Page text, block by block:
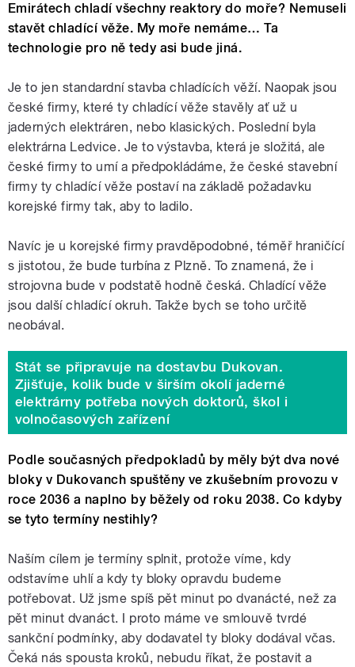
Emirátech chladí všechny reaktory do moře? Nemuseli
stavět chladící věže. My moře nemáme… Ta
technologie pro ně tedy asi bude jiná.
Je to jen standardní stavba chladících věží. Naopak jsou
české firmy, které ty chladící věže stavěly ať už u
jaderných elektráren, nebo klasických. Poslední byla
elektrárna Ledvice. Je to výstavba, která je složitá, ale
české firmy to umí a předpokládáme, že české stavební
firmy ty chladící věže postaví na základě požadavku
korejské firmy tak, aby to ladilo.
Navíc je u korejské firmy pravděpodobné, téměř hraničící
s jistotou, že bude turbína z Plzně. To znamená, že i
strojovna bude v podstatě hodně česká. Chladící věže
jsou další chladící okruh. Takže bych se toho určitě
neobával.
Stát se připravuje na dostavbu Dukovan.
Zjišťuje, kolik bude v širším okolí jaderné
elektrárny potřeba nových doktorů, škol i
volnočasových zařízení
Podle současných předpokladů by měly být dva nové
bloky v Dukovanch spuštěny ve zkušebním provozu v
roce 2036 a naplno by běžely od roku 2038. Co kdyby
se tyto termíny nestihly?
Naším cílem je termíny splnit, protože víme, kdy
odstavíme uhlí a kdy ty bloky opravdu budeme
potřebovat. Už jsme spíš pět minut po dvanácté, než za
pět minut dvanáct. I proto máme ve smlouvě tvrdé
sankční podmínky, aby dodavatel ty bloky dodával včas.
Čeká nás spousta kroků, nebudu říkat, že postavit a